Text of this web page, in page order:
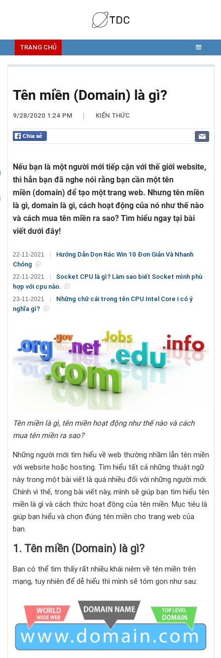
TRANG CHỦ
Tên miền (Domain) là gì?
9/28/2020 1:24 PM KIẾN THỨC
Nếu bạn là một người mới tiếp cận với thế giới website,
thì hẳn bạn đã nghe nói rằng bạn cần một tên
miền (domain) để tạo một trang web. Nhưng tên miền
là gì, domain là gì, cách hoạt động của nó như thế nào
và cách mua tên miền ra sao? Tìm hiểu ngay tại bài
viết dưới đây!
22-11-2021
Hướng Dẫn Dọn Rác Win 10 Đơn Giản Và Nhanh
Chóng
22-11-2021
Socket CPU là gì? Làm sao biết Socket mình phù
hợp với cpu nào.
23-11-2021
Những chữ cái trong tên CPU Intel Core i có ý
nghĩa gì?
Tên miền là gì, tên miền hoạt động như thế nào và cách
mua tên miền ra sao?
Những người mới tìm hiểu về web thường nhầm lẫn tên miền
với website hoặc hosting. Tìm hiểu tất cả những thuật ngữ
này trong một bài viết là quá nhiều đối với những người mới.
Chính vì thế, trong bài viết này, mình sẽ giúp bạn tìm hiểu tên
miền là gì và cách thức hoạt động của tên miền. Mục tiêu là
giúp bạn hiểu và chọn đúng tên miền cho trang web của
bạn.
1. Tên miền (Domain) là gì?
Bạn có thể tìm thấy rất nhiều khái niêm về tên miền trên
mạng, tuy nhiên để dễ hiểu thì mình sẽ tóm gọn như sau: